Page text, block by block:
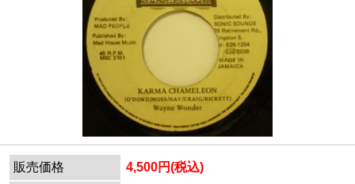
販売価格 4,500円(税込)